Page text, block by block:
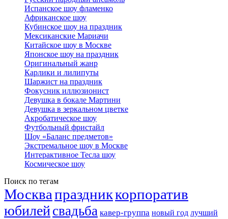
Испанское шоу фламенко
Африканское шоу
Кубинское шоу на праздник
Мексиканские Мариачи
Китайское шоу в Москве
Японское шоу на праздник
Оригинальный жанр
Карлики и лилипуты
Шаржист на праздник
Фокусник иллюзионист
Девушка в бокале Мартини
Девушка в зеркальном цветке
Акробатическое шоу
Футбольный фристайл
Шоу «Баланс предметов»
Экстремальное шоу в Москве
Интерактивное Тесла шоу
Космическое шоу
Поиск по тегам
Москвапраздниккорпоратив
юбилейсвадьба кавер-группа новый год лучший